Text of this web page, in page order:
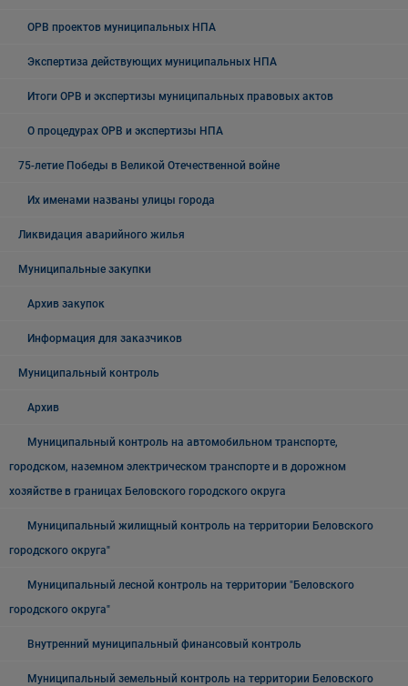
ОРВ проектов муниципальных НПА
Экспертиза действующих муниципальных НПА
Итоги ОРВ и экспертизы муниципальных правовых актов
О процедурах ОРВ и экспертизы НПА
75-летие Победы в Великой Отечественной войне
Их именами названы улицы города
Ликвидация аварийного жилья
Муниципальные закупки
Архив закупок
Информация для заказчиков
Муниципальный контроль
Архив
Муниципальный контроль на автомобильном транспорте,
городском, наземном электрическом транспорте и в дорожном
хозяйстве в границах Беловского городского округа
Муниципальный жилищный контроль на территории Беловского
городского округа"
Муниципальный лесной контроль на территории "Беловского
городского округа"
Внутренний муниципальный финансовый контроль
Муниципальный земельный контроль на территории Беловского